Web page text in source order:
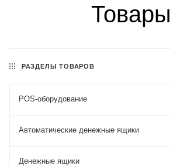
Товары
РАЗДЕЛЫ ТОВАРОВ
POS-оборудование
Автоматические денежные ящики
Денежные ящики